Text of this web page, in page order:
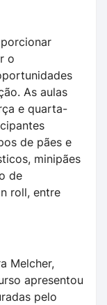
o
As aulas
e quarta-
de pães e
minipães
de
roll, entre
Melcher,
apresentou
pelo